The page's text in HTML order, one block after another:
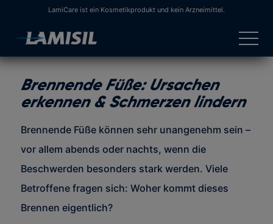
Zum Inhalt wechselnLamiCare ist ein Kosmetikprodukt und kein Arzneimittel.
Brennende Füße: Ursachen
erkennen & Schmerzen lindern
Brennende Füße können sehr unangenehm sein –
vor allem abends oder nachts, wenn die
Beschwerden besonders stark werden. Viele
Betroffene fragen sich: Woher kommt dieses
Brennen eigentlich?